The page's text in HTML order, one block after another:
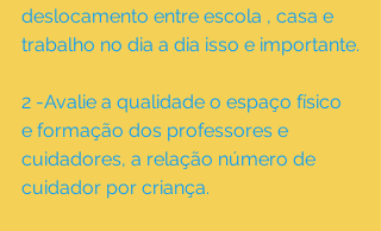
deslocamento entre escola , casa e
trabalho no dia a dia isso e importante.
2 -Avalie a qualidade o espaço físico
e formação dos professores e
cuidadores, a relação número de
cuidador por criança.